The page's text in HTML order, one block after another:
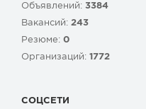
Объявлений: 3384
Вакансий: 243
Резюме: 0
Организаций: 1772
СОЦСЕТИ